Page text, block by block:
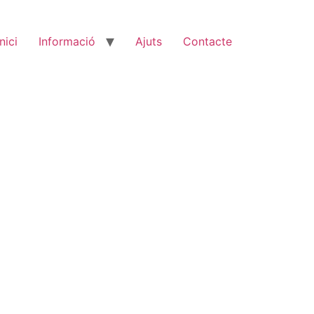
Informació Ajuts Contacte